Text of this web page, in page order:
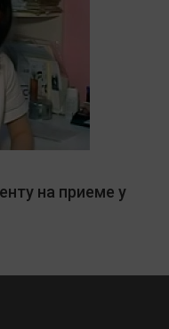
на приеме у